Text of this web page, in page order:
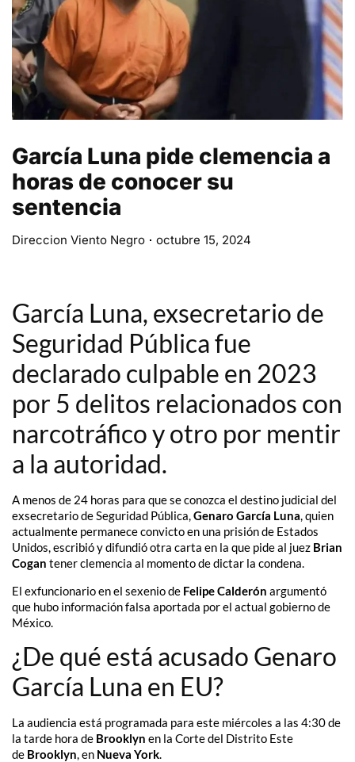
García Luna pide clemencia a
horas de conocer su
sentencia
Direccion Viento Negro octubre 15, 2024
García Luna, exsecretario de
Seguridad Pública fue
declarado culpable en 2023
por 5 delitos relacionados con
narcotráfico y otro por mentir
a la autoridad.
A menos de 24 horas para que se conozca el destino judicial del
exsecretario de Seguridad Pública,Genaro García Luna, quien
actualmente permanece convicto en una prisión de Estados
Unidos, escribió y difundió otra carta en la que pide al juez Brian
Cogan tener clemencia al momento de dictar la condena.
El exfuncionario en el sexenio de Felipe Calderón argumentó
que hubo información falsa aportada por el actual gobierno de
México.
¿De qué está acusado Genaro
García Luna en EU?
La audiencia está programada para este miércoles a las 4:30 de
la tarde hora de Brooklyn en la Corte del Distrito Este
de Brooklyn, en Nueva York.